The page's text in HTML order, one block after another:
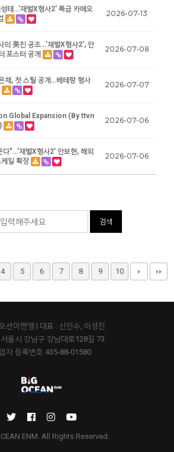
성태…'재벌X형사2' 특급 카메오
2026-07-13
의 美친 공조…'재벌X형사2', 안
포스터 공개
2026-07-08
채, 첫 스틸 공개…베테랑 형사
2026-07-07
Global Expansion (By ttvn
2026-07-06
다"…'재벌X형사2' 안보현, 해외
일 확장
2026-07-06
검색
4 5 6 7 8 9 10
션이엔엠 | 대표 : 신인수, 이성진
울시 강남구 강남대로128길 73
자 등록번호 435-88-01580
ENM. All Rights Reserved.